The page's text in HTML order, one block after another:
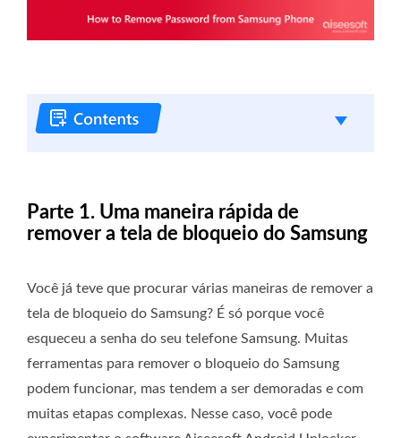
Parte 1. Uma maneira rápida de
remover a tela de bloqueio do Samsung
Você já teve que procurar várias maneiras de remover a
tela de bloqueio do Samsung? É só porque você
esqueceu a senha do seu telefone Samsung. Muitas
ferramentas para remover o bloqueio do Samsung
podem funcionar, mas tendem a ser demoradas e com
muitas etapas complexas. Nesse caso, você pode